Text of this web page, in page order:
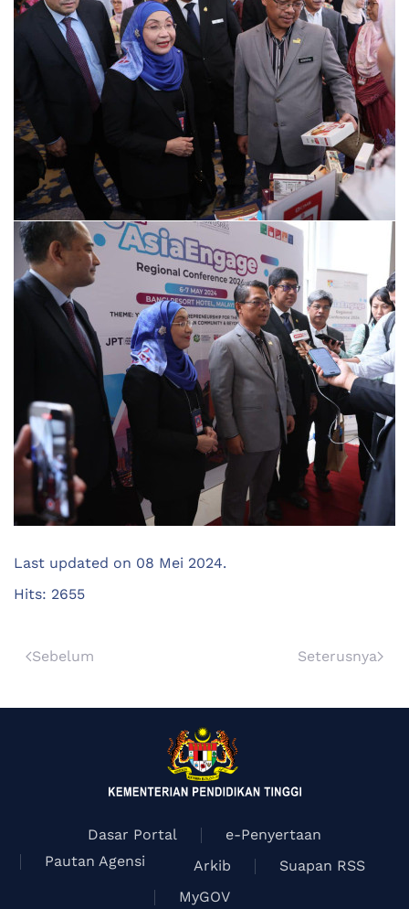
Last updated on 08 Mei 2024.
Hits: 2655
Sebelum Seterusnya
Dasar Portal
e-Penyertaan
Pautan Agensi
Arkib
Suapan RSS
MyGOV